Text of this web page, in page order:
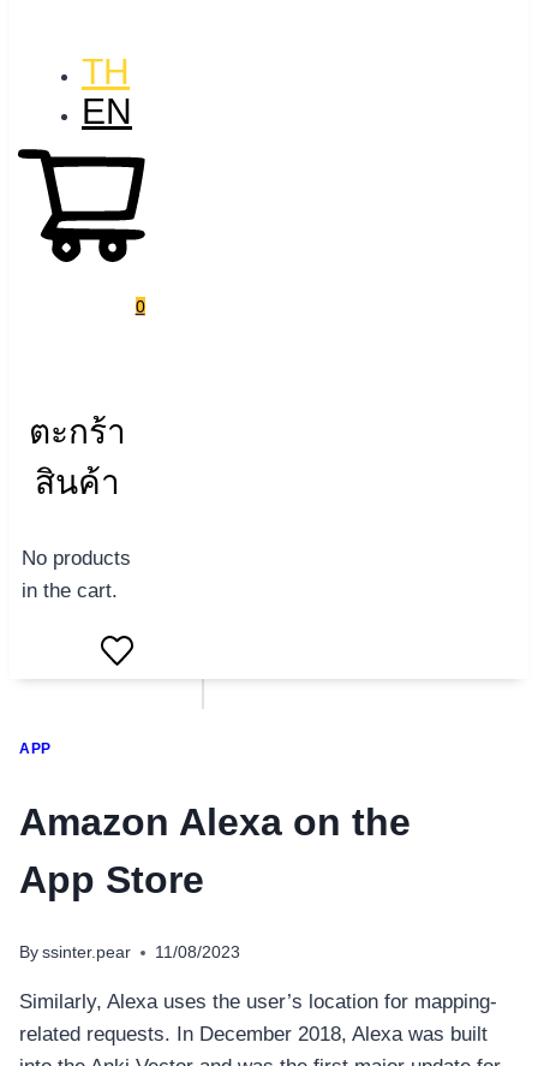
TH
EN
0
ตะกร้า
สินค้า
No products
in the cart.
APP
‎Amazon Alexa on the
App Store
By ssinter.pear 11/08/2023
Similarly, Alexa uses the user’s location for mapping-
related requests. In December 2018, Alexa was built